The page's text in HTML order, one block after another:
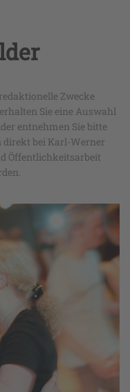
Zwecke
Sie eine Auswahl
entnehmen Sie bitte
direkt bei Karl-Werner
Öffentlichkeitsarbeit